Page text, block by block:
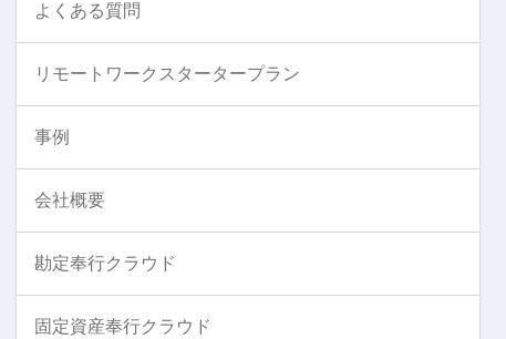
よくある質問
リモートワークスタータープラン
事例
会社概要
勘定奉行クラウド
固定資産奉行クラウド